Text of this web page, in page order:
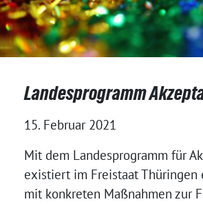
Landesprogramm
15. Februar 2021
Mit dem Landesprogramm für
existiert im Freistaat Thüringen
mit konkreten Maßnahmen zur